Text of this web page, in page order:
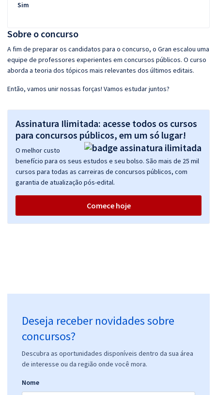
Sobre o concurso
A fim de preparar os candidatos para o concurso, o Gran escalou uma
equipe de professores experientes em concursos públicos. O curso
aborda a teoria dos tópicos mais relevantes dos últimos editais.
Então, vamos unir nossas forças! Vamos estudar juntos?
Assinatura Ilimitada: acesse todos os cursos
para concursos públicos, em um só lugar!
O melhor custo
benefício para os seus estudos e seu bolso. São mais de 25 mil
cursos para todas as carreiras de concursos públicos, com
garantia de atualização pós-edital.
Comece hoje
Deseja receber novidades sobre
concursos?
Descubra as oportunidades disponíveis dentro da sua área
de interesse ou da região onde você mora.
Nome
Sim